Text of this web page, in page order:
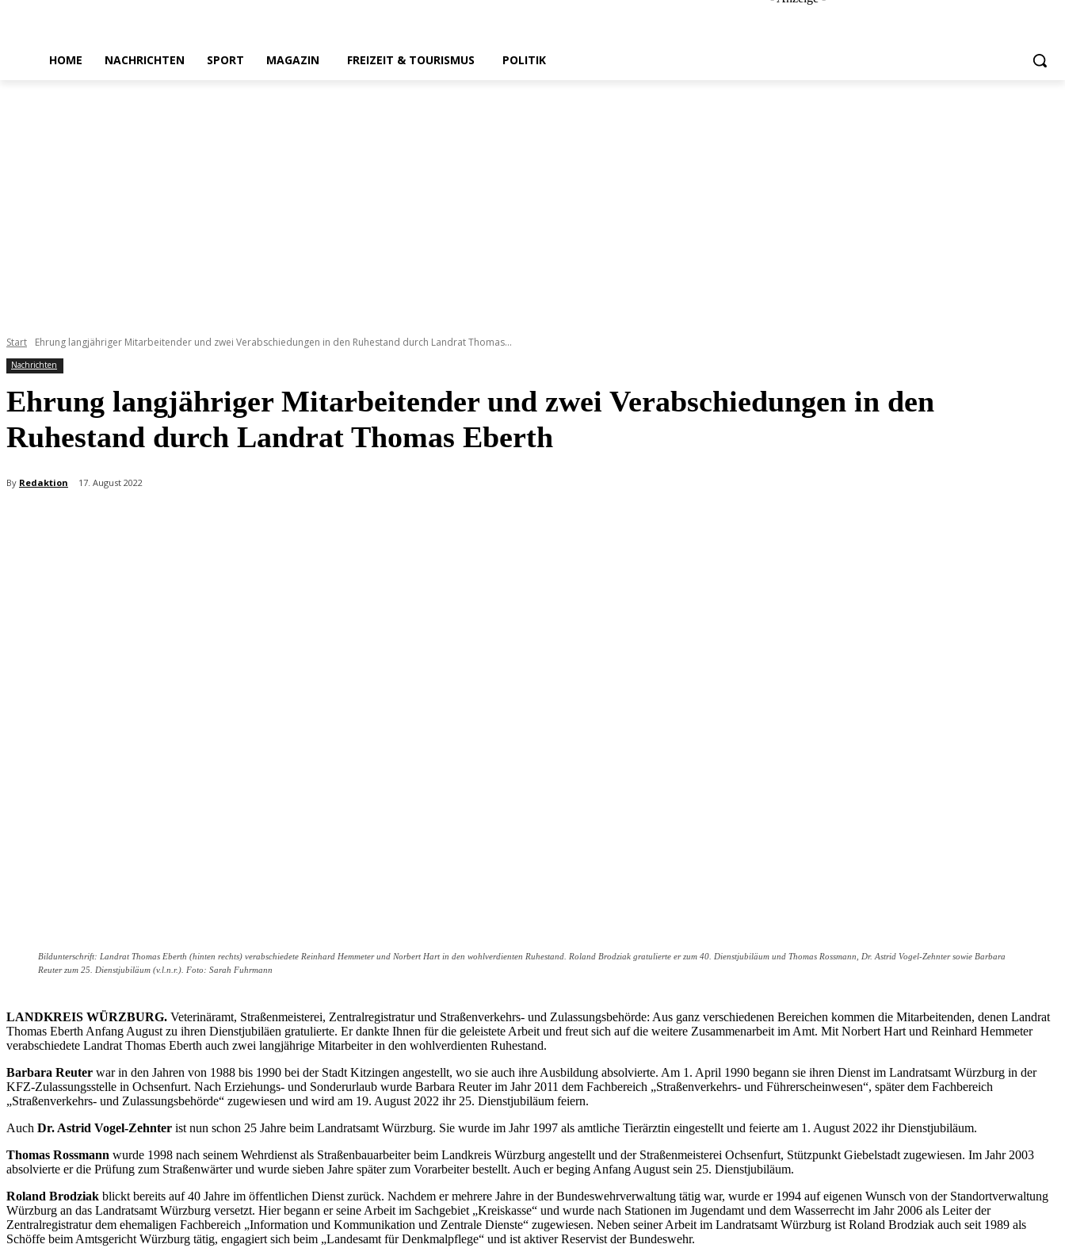
HOME NACHRICHTEN SPORT MAGAZIN FREIZEIT & TOURISMUS POLITIK
Start Ehrung langjähriger Mitarbeitender und zwei Verabschiedungen in den Ruhestand durch Landrat Thomas...
Nachrichten
Ehrung langjähriger Mitarbeitender und zwei Verabschiedungen in den
Ruhestand durch Landrat Thomas Eberth
By Redaktion 17. August 2022
Bildunterschrift: Landrat Thomas Eberth (hinten rechts) verabschiedete Reinhard Hemmeter und Norbert Hart in den wohlverdienten Ruhestand. Roland Brodziak gratulierte er zum 40. Dienstjubiläum und Thomas Rossmann, Dr. Astrid Vogel-Zehnter sowie Barbara
Reuter zum 25. Dienstjubiläum (v.l.n.r.). Foto: Sarah Fuhrmann
LANDKREIS WÜRZBURG. Veterinäramt, Straßenmeisterei, Zentralregistratur und Straßenverkehrs- und Zulassungsbehörde: Aus ganz verschiedenen Bereichen kommen die Mitarbeitenden, denen Landrat
Thomas Eberth Anfang August zu ihren Dienstjubiläen gratulierte. Er dankte Ihnen für die geleistete Arbeit und freut sich auf die weitere Zusammenarbeit im Amt. Mit Norbert Hart und Reinhard Hemmeter
verabschiedete Landrat Thomas Eberth auch zwei langjährige Mitarbeiter in den wohlverdienten Ruhestand.
Barbara Reuter war in den Jahren von 1988 bis 1990 bei der Stadt Kitzingen angestellt, wo sie auch ihre Ausbildung absolvierte. Am 1. April 1990 begann sie ihren Dienst im Landratsamt Würzburg in der
KFZ-Zulassungsstelle in Ochsenfurt. Nach Erziehungs- und Sonderurlaub wurde Barbara Reuter im Jahr 2011 dem Fachbereich „Straßenverkehrs- und Führerscheinwesen“, später dem Fachbereich
„Straßenverkehrs- und Zulassungsbehörde“ zugewiesen und wird am 19. August 2022 ihr 25. Dienstjubiläum feiern.
Auch Dr. Astrid Vogel-Zehnter ist nun schon 25 Jahre beim Landratsamt Würzburg. Sie wurde im Jahr 1997 als amtliche Tierärztin eingestellt und feierte am 1. August 2022 ihr Dienstjubiläum.
Thomas Rossmann wurde 1998 nach seinem Wehrdienst als Straßenbauarbeiter beim Landkreis Würzburg angestellt und der Straßenmeisterei Ochsenfurt, Stützpunkt Giebelstadt zugewiesen. Im Jahr 2003
absolvierte er die Prüfung zum Straßenwärter und wurde sieben Jahre später zum Vorarbeiter bestellt. Auch er beging Anfang August sein 25. Dienstjubiläum.
Roland Brodziak blickt bereits auf 40 Jahre im öffentlichen Dienst zurück. Nachdem er mehrere Jahre in der Bundeswehrverwaltung tätig war, wurde er 1994 auf eigenen Wunsch von der Standortverwaltung
Würzburg an das Landratsamt Würzburg versetzt. Hier begann er seine Arbeit im Sachgebiet „Kreiskasse“ und wurde nach Stationen im Jugendamt und dem Wasserrecht im Jahr 2006 als Leiter der
Zentralregistratur dem ehemaligen Fachbereich „Information und Kommunikation und Zentrale Dienste“ zugewiesen. Neben seiner Arbeit im Landratsamt Würzburg ist Roland Brodziak auch seit 1989 als
Schöffe beim Amtsgericht Würzburg tätig, engagiert sich beim „Landesamt für Denkmalpflege“ und ist aktiver Reservist der Bundeswehr.